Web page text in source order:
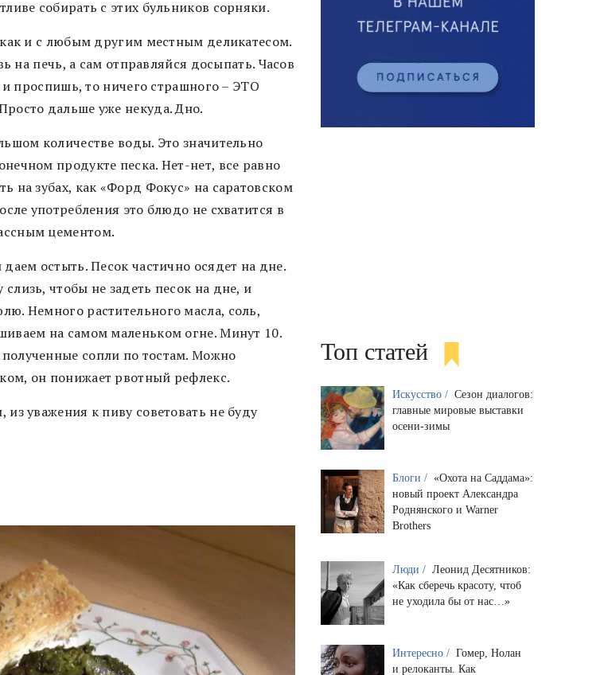
собирать с этих бульников сорняки.
и с любым другим местным деликатесом.
на печь, а сам отправляйся досыпать. Часов
и проспишь, то ничего страшного – ЭТО
дальше уже некуда. Дно.
количестве воды. Это значительно
продукте песка. Нет-нет, все равно
на зубах, как «Форд Фокус» на саратовском
употребления это блюдо не схватится в
цементом.
остыть. Песок частично осядет на дне.
чтобы не задеть песок на дне, и
Немного растительного масла, соль,
на самом маленьком огне. Минут 10.
сопли по тостам. Можно
он понижает рвотный рефлекс.
уважения к пиву советовать не буду
Топ статей
Искусство / Сезон диалогов:
главные мировые выставки
осени-зимы
Блоги / «Охота на Саддама»:
новый проект Александра
Роднянского и Warner
Brothers
Люди / Леонид Десятников:
«Как сберечь красоту, чтоб
не уходила бы от нас…»
Интересно / Гомер, Нолан
и релоканты. Как